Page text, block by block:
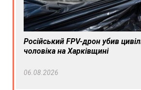
Російський FPV-дрон убив
чоловіка на Харківщині
06.08.2026